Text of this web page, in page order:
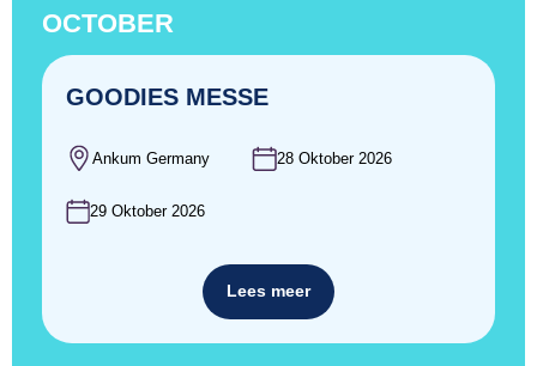
OCTOBER
GOODIES MESSE
Ankum Germany 28 Oktober 2026
29 Oktober 2026
Lees meer